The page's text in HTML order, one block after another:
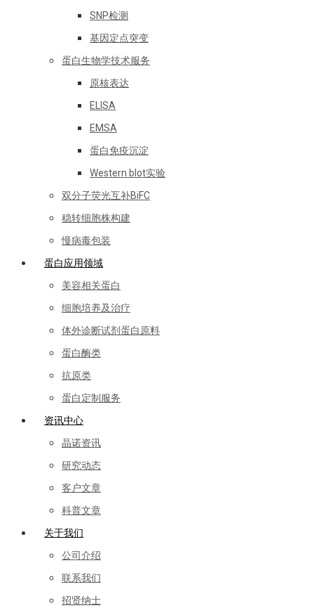
SNP检测
基因定点突变
蛋白生物学技术服务
原核表达
ELISA
EMSA
蛋白免疫沉淀
Western blot实验
双分子荧光互补BiFC
稳转细胞株构建
慢病毒包装
蛋白应用领域
美容相关蛋白
细胞培养及治疗
体外诊断试剂蛋白原料
蛋白酶类
抗原类
蛋白定制服务
资讯中心
晶诺资讯
研究动态
客户文章
科普文章
关于我们
公司介绍
联系我们
招贤纳士